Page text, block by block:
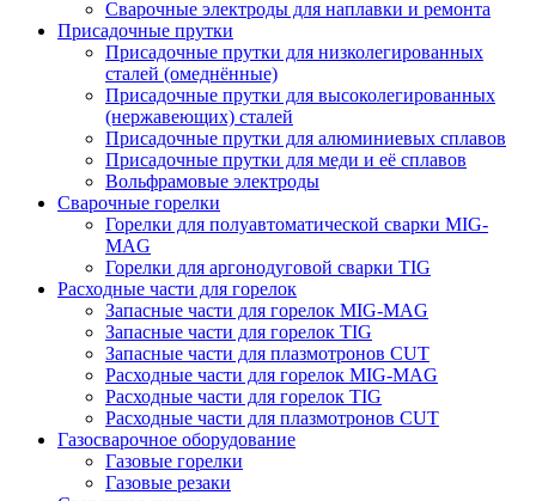
Сварочные электроды для наплавки и ремонта
Присадочные прутки
Присадочные прутки для низколегированных
сталей (омеднённые)
Присадочные прутки для высоколегированных
(нержавеющих) сталей
Присадочные прутки для алюминиевых сплавов
Присадочные прутки для меди и её сплавов
Вольфрамовые электроды
Сварочные горелки
Горелки для полуавтоматической сварки MIG-
MAG
Горелки для аргонодуговой сварки TIG
Расходные части для горелок
Запасные части для горелок MIG-MAG
Запасные части для горелок TIG
Запасные части для плазмотронов CUT
Расходные части для горелок MIG-MAG
Расходные части для горелок TIG
Расходные части для плазмотронов CUT
Газосварочное оборудование
Газовые горелки
Газовые резаки